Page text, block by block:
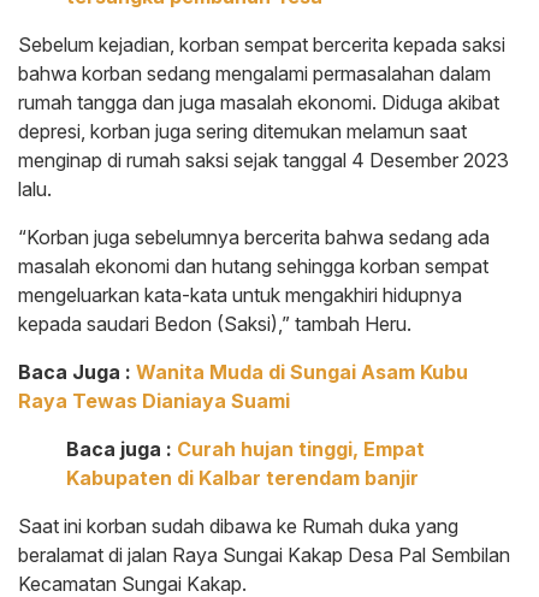
Sebelum kejadian, korban sempat bercerita kepada saksi
bahwa korban sedang mengalami permasalahan dalam
rumah tangga dan juga masalah ekonomi. Diduga akibat
depresi, korban juga sering ditemukan melamun saat
menginap di rumah saksi sejak tanggal 4 Desember 2023
lalu.
“Korban juga sebelumnya bercerita bahwa sedang ada
masalah ekonomi dan hutang sehingga korban sempat
mengeluarkan kata-kata untuk mengakhiri hidupnya
kepada saudari Bedon (Saksi),” tambah Heru.
Baca Juga : Wanita Muda di Sungai Asam Kubu
Raya Tewas Dianiaya Suami
Baca juga : Curah hujan tinggi, Empat
Kabupaten di Kalbar terendam banjir
Saat ini korban sudah dibawa ke Rumah duka yang
beralamat di jalan Raya Sungai Kakap Desa Pal Sembilan
Kecamatan Sungai Kakap.